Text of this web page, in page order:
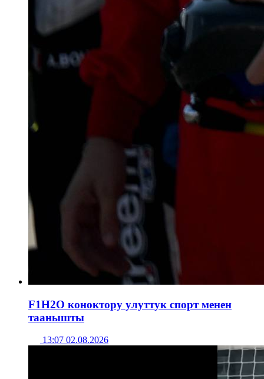
F1H2O коноктору улуттук спорт менен
таанышты
13:07 02.08.2026